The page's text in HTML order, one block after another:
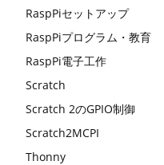
RaspPiセットアップ
RaspPiプログラム・教育
RaspPi電子工作
Scratch
Scratch 2のGPIO制御
Scratch2MCPI
Thonny